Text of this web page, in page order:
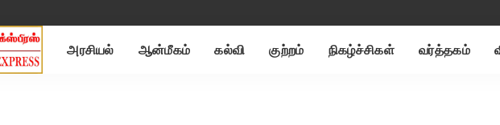
அரசியல் ஆன்மீகம் கல்வி குற்றம் நிகழ்ச்சிகள் வர்த்தகம்